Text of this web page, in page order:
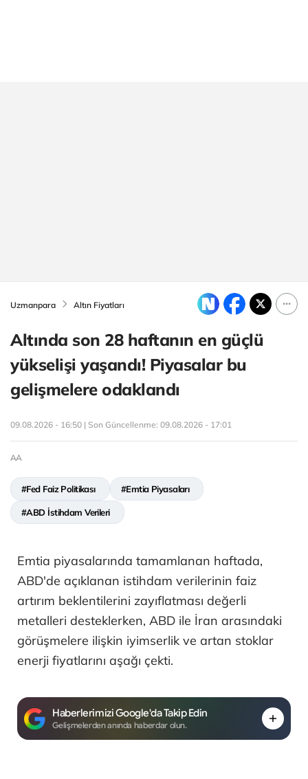
Uzmanpara Altın Fiyatları
Altında son 28 haftanın en güçlü
yükselişi yaşandı! Piyasalar bu
gelişmelere odaklandı
09.08.2026 - 16:50 | Son Güncellenme: 09.08.2026 - 17:01
AA
#Fed Faiz Politikası #Emtia Piyasaları
#ABD İstihdam Verileri
Emtia piyasalarında tamamlanan haftada,
ABD'de açıklanan istihdam verilerinin faiz
artırım beklentilerini zayıflatması değerli
metalleri desteklerken, ABD ile İran arasındaki
görüşmelere ilişkin iyimserlik ve artan stoklar
enerji fiyatlarını aşağı çekti.
Haberlerimizi Google'da Takip Edin
Gelişmelerden anında haberdar olun.